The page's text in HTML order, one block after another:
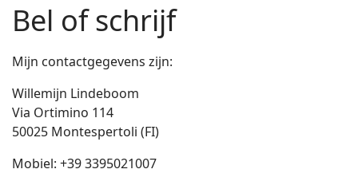
Bel of schrijf
Mijn contactgegevens zijn:
Willemijn Lindeboom
Via Ortimino 114
50025 Montespertoli (FI)
Mobiel: +39 3395021007